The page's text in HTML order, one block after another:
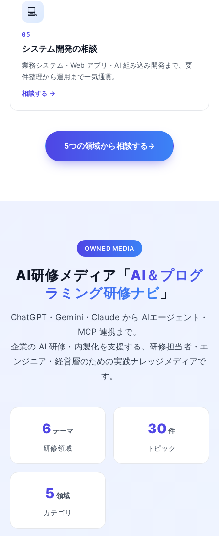
💻
05
システム開発の相談
業務システム・Web アプリ・AI 組み込み開発まで、要
件整理から運用まで一気通貫。
相談する →
5つの領域から相談する→
OWNED MEDIA
AI研修メディア「AI＆プログ
ラミング研修ナビ」
ChatGPT・Gemini・Claude から AIエージェント・
MCP 連携まで。
企業の AI 研修・内製化を支援する、研修担当者・エ
ンジニア・経営層のための実践ナレッジメディアで
す。
6 テーマ
研修領域
30 件
トピック
5 領域
カテゴリ